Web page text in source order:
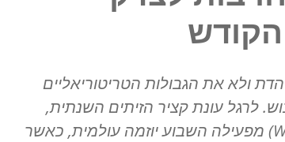
ולא את הגבולות הטריטוריאליים
לרגל עונת קציר הזיתים השנתית,
) מפעילה השבוע יוזמה עולמית, כאשר